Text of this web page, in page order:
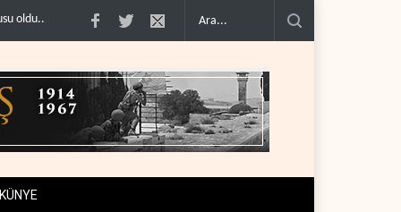
ABD’nin onlarca savaş uçağı da yetmedi: Hürmüz’de .. Necef İmamı'ndan
KÜNYE